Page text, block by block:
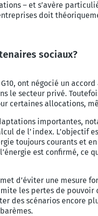
– et s’avère
doit
sociaux?
ont négocié un
le secteur privé.
certaines allocations,
importantes,
de l’index. L’objectif
toujours courants et
est confirmé, ce
d’éviter une
les pertes de
des scénarios encore